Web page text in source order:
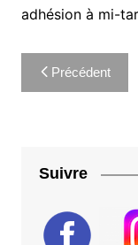
adhésion à mi-
Navigation
de
Précédent
Suivre